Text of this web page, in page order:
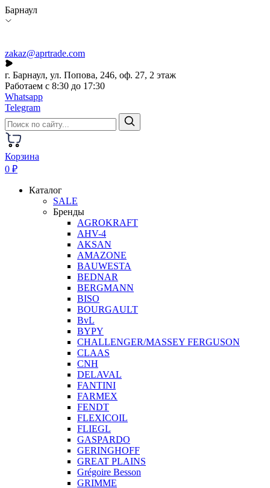
Барнаул
zakaz@aprtrade.com
г. Барнаул, ул. Попова, 246, оф. 27, 2 этаж
Работаем с 8:30 до 17:30
Whatsapp
Telegram
Корзина
0 ₽
Каталог
SALE
Бренды
AGROKRAFT
AHV-4
AKSAN
AMAZONE
BAUWESTA
BEDNAR
BERGMANN
BISO
BOURGAULT
BvL
BYPY
CHALLENGER/MASSEY FERGUSON
CLAAS
CNH
DELAVAL
FANTINI
FARMEX
FENDT
FLEXICOIL
FLIEGL
GASPARDO
GERINGHOFF
GREAT PLAINS
Grégoire Besson
GRIMME